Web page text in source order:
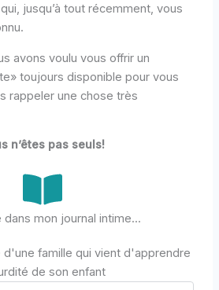
jusqu’à tout récemment, vous
avons voulu vous offrir un
toujours disponible pour vous
rappeler une chose très
n’êtes pas seuls!
dans mon journal intime...
famille qui vient d'apprendre
de son enfant